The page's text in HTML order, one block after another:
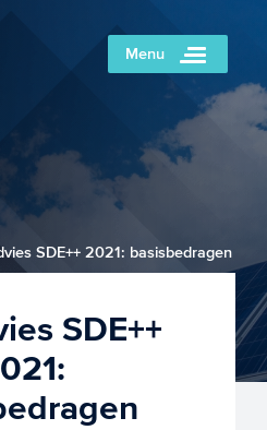
Menu
SDE++ 2021: basisbedragen
SDE++